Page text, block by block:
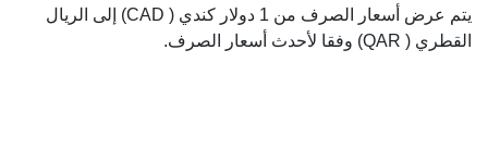
يتم عرض أسعار الصرف من 1 دولار كندي ( CAD) إلى الريال
القطري ( QAR) وفقا لأحدث أسعار الصرف.